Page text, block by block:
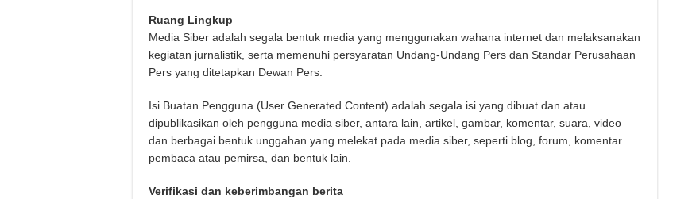
Ruang Lingkup
Media Siber adalah segala bentuk media yang menggunakan wahana internet dan melaksanakan
kegiatan jurnalistik, serta memenuhi persyaratan Undang-Undang Pers dan Standar Perusahaan
Pers yang ditetapkan Dewan Pers.
Isi Buatan Pengguna (User Generated Content) adalah segala isi yang dibuat dan atau
dipublikasikan oleh pengguna media siber, antara lain, artikel, gambar, komentar, suara, video
dan berbagai bentuk unggahan yang melekat pada media siber, seperti blog, forum, komentar
pembaca atau pemirsa, dan bentuk lain.
Verifikasi dan keberimbangan berita